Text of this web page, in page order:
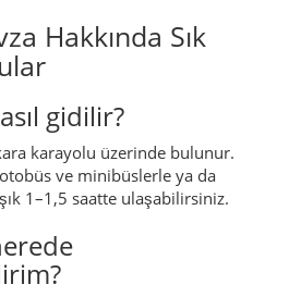
Hakkında Sık
gidilir?
karayolu üzerinde bulunur.
ve minibüslerle ya da
1–1,5 saatte ulaşabilirsiniz.